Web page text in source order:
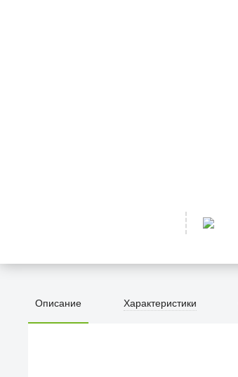
Описание Характеристики